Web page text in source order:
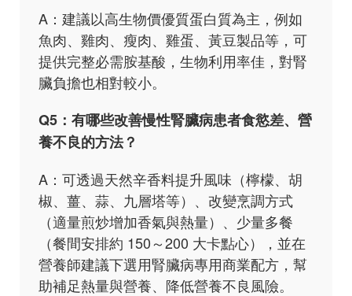
A：建議以高生物價優質蛋白質為主，例如
魚肉、雞肉、瘦肉、雞蛋、黃豆製品等，可
提供完整必需胺基酸，生物利用率佳，對腎
臟負擔也相對較小。
Q5：有哪些改善慢性腎臟病患者食慾差、營
養不良的方法？
A：可透過天然辛香料提升風味（檸檬、胡
椒、薑、蒜、九層塔等）、改變烹調方式
（適量煎炒增加香氣與熱量）、少量多餐
（餐間安排約 150～200 大卡點心），並在
營養師建議下選用腎臟病專用商業配方，幫
助補足熱量與營養、降低營養不良風險。